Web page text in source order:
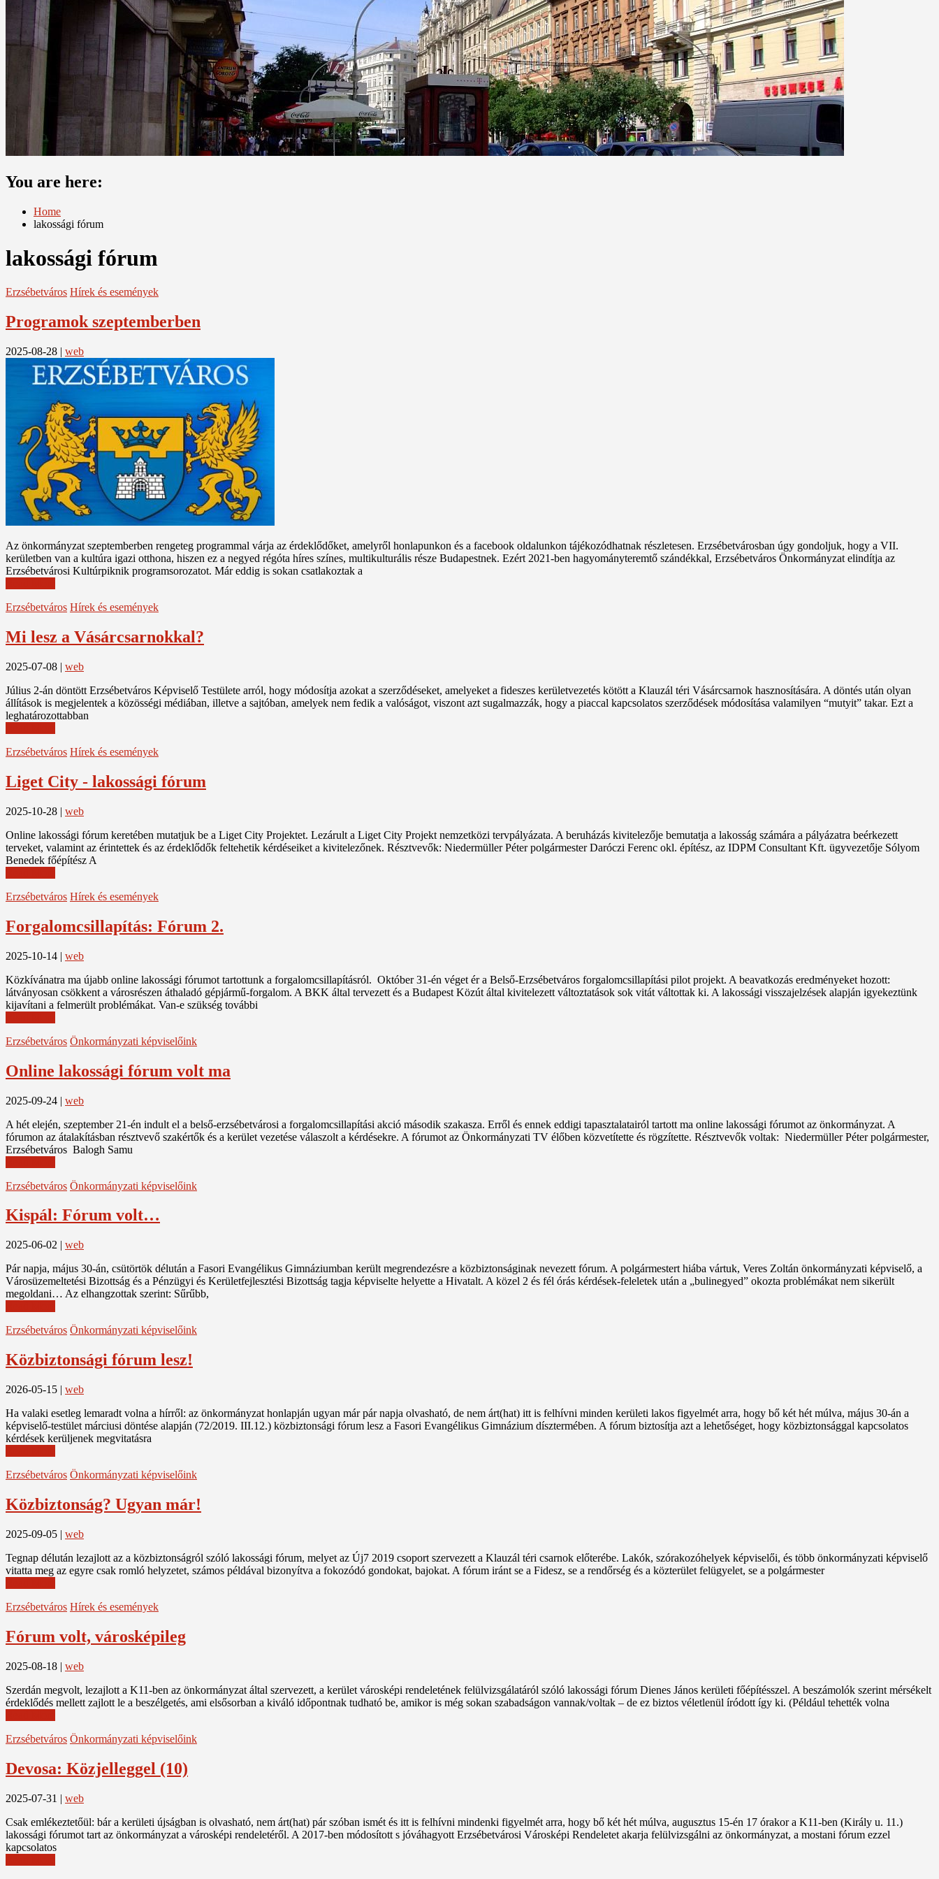
You are here:
Home
lakossági fórum
lakossági fórum
Erzsébetváros Hírek és események
Programok szeptemberben
2025-08-28 | web
Az önkormányzat szeptemberben rengeteg programmal várja az érdeklődőket, amelyről honlapunkon és a facebook oldalunkon tájékozódhatnak részletesen. Erzsébetvárosban úgy gondoljuk, hogy a VII.
kerületben van a kultúra igazi otthona, hiszen ez a negyed régóta híres színes, multikulturális része Budapestnek. Ezért 2021-ben hagyományteremtő szándékkal, Erzsébetváros Önkormányzat elindítja az
Erzsébetvárosi Kultúrpiknik programsorozatot. Már eddig is sokan csatlakoztak a
Erzsébetváros Hírek és események
Mi lesz a Vásárcsarnokkal?
2025-07-08 | web
Július 2-án döntött Erzsébetváros Képviselő Testülete arról, hogy módosítja azokat a szerződéseket, amelyeket a fideszes kerületvezetés kötött a Klauzál téri Vásárcsarnok hasznosítására. A döntés után olyan
állítások is megjelentek a közösségi médiában, illetve a sajtóban, amelyek nem fedik a valóságot, viszont azt sugalmazzák, hogy a piaccal kapcsolatos szerződések módosítása valamilyen “mutyit” takar. Ezt a
leghatározottabban
Erzsébetváros Hírek és események
Liget City - lakossági fórum
2025-10-28 | web
Online lakossági fórum keretében mutatjuk be a Liget City Projektet. Lezárult a Liget City Projekt nemzetközi tervpályázata. A beruházás kivitelezője bemutatja a lakosság számára a pályázatra beérkezett
terveket, valamint az érintettek és az érdeklődők feltehetik kérdéseiket a kivitelezőnek. Résztvevők: Niedermüller Péter polgármester Daróczi Ferenc okl. építész, az IDPM Consultant Kft. ügyvezetője Sólyom
Benedek főépítész A
Erzsébetváros Hírek és események
Forgalomcsillapítás: Fórum 2.
2025-10-14 | web
Közkívánatra ma újabb online lakossági fórumot tartottunk a forgalomcsillapításról. Október 31-én véget ér a Belső-Erzsébetváros forgalomcsillapítási pilot projekt. A beavatkozás eredményeket hozott:
látványosan csökkent a városrészen áthaladó gépjármű-forgalom. A BKK által tervezett és a Budapest Közút által kivitelezett változtatások sok vitát váltottak ki. A lakossági visszajelzések alapján igyekeztünk
kijavítani a felmerült problémákat. Van-e szükség további
Erzsébetváros Önkormányzati képviselőink
Online lakossági fórum volt ma
2025-09-24 | web
A hét elején, szeptember 21-én indult el a belső-erzsébetvárosi a forgalomcsillapítási akció második szakasza. Erről és ennek eddigi tapasztalatairól tartott ma online lakossági fórumot az önkormányzat. A
fórumon az átalakításban résztvevő szakértők és a kerület vezetése válaszolt a kérdésekre. A fórumot az Önkormányzati TV élőben közvetítette és rögzítette. Résztvevők voltak: Niedermüller Péter polgármester,
Erzsébetváros Balogh Samu
Erzsébetváros Önkormányzati képviselőink
Kispál: Fórum volt…
2025-06-02 | web
Pár napja, május 30-án, csütörtök délután a Fasori Evangélikus Gimnáziumban került megrendezésre a közbiztonságinak nevezett fórum. A polgármestert hiába vártuk, Veres Zoltán önkormányzati képviselő, a
Városüzemeltetési Bizottság és a Pénzügyi és Kerületfejlesztési Bizottság tagja képviselte helyette a Hivatalt. A közel 2 és fél órás kérdések-feleletek után a „bulinegyed” okozta problémákat nem sikerült
megoldani… Az elhangzottak szerint: Sűrűbb,
Erzsébetváros Önkormányzati képviselőink
Közbiztonsági fórum lesz!
2026-05-15 | web
Ha valaki esetleg lemaradt volna a hírről: az önkormányzat honlapján ugyan már pár napja olvasható, de nem árt(hat) itt is felhívni minden kerületi lakos figyelmét arra, hogy bő két hét múlva, május 30-án a
képviselő-testület márciusi döntése alapján (72/2019. III.12.) közbiztonsági fórum lesz a Fasori Evangélikus Gimnázium dísztermében. A fórum biztosítja azt a lehetőséget, hogy közbiztonsággal kapcsolatos
kérdések kerüljenek megvitatásra
Erzsébetváros Önkormányzati képviselőink
Közbiztonság? Ugyan már!
2025-09-05 | web
Tegnap délután lezajlott az a közbiztonságról szóló lakossági fórum, melyet az Új7 2019 csoport szervezett a Klauzál téri csarnok előterébe. Lakók, szórakozóhelyek képviselői, és több önkormányzati képviselő
vitatta meg az egyre csak romló helyzetet, számos példával bizonyítva a fokozódó gondokat, bajokat. A fórum iránt se a Fidesz, se a rendőrség és a közterület felügyelet, se a polgármester
Erzsébetváros Hírek és események
Fórum volt, városképileg
2025-08-18 | web
Szerdán megvolt, lezajlott a K11-ben az önkormányzat által szervezett, a kerület városképi rendeletének felülvizsgálatáról szóló lakossági fórum Dienes János kerületi főépítésszel. A beszámolók szerint mérsékelt
érdeklődés mellett zajlott le a beszélgetés, ami elsősorban a kiváló időpontnak tudható be, amikor is még sokan szabadságon vannak/voltak – de ez biztos véletlenül íródott így ki. (Például tehették volna
Erzsébetváros Önkormányzati képviselőink
Devosa: Közjelleggel (10)
2025-07-31 | web
Csak emlékeztetőül: bár a kerületi újságban is olvasható, nem árt(hat) pár szóban ismét és itt is felhívni mindenki figyelmét arra, hogy bő két hét múlva, augusztus 15-én 17 órakor a K11-ben (Király u. 11.)
lakossági fórumot tart az önkormányzat a városképi rendeletéről. A 2017-ben módosított s jóváhagyott Erzsébetvárosi Városképi Rendeletet akarja felülvizsgálni az önkormányzat, a mostani fórum ezzel
kapcsolatos